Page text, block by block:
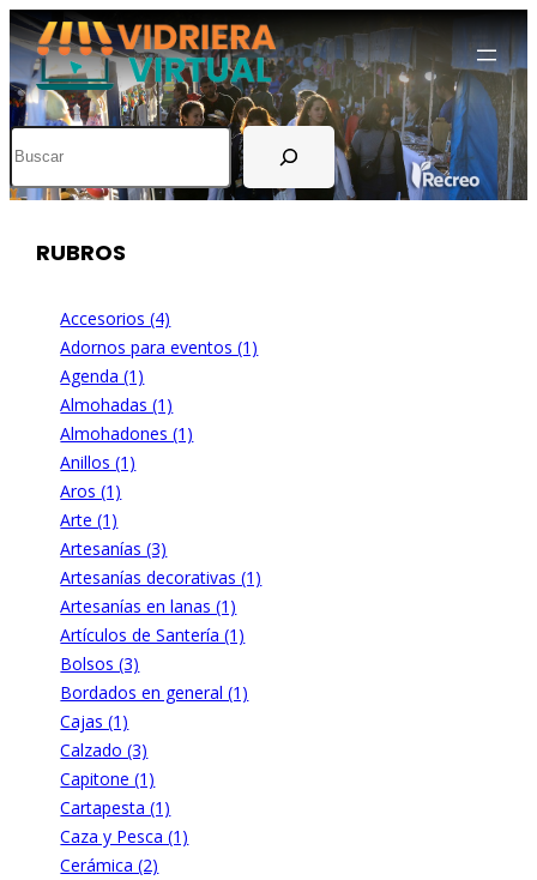
RUBROS
Accesorios (4)
Adornos para eventos (1)
Agenda (1)
Almohadas (1)
Almohadones (1)
Anillos (1)
Aros (1)
Arte (1)
Artesanías (3)
Artesanías decorativas (1)
Artesanías en lanas (1)
Artículos de Santería (1)
Bolsos (3)
Bordados en general (1)
Cajas (1)
Calzado (3)
Capitone (1)
Cartapesta (1)
Caza y Pesca (1)
Cerámica (2)